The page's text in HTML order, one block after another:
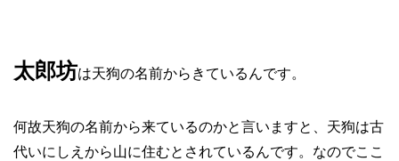
太郎坊は天狗の名前からきているんです。
何故天狗の名前から来ているのかと言いますと、天狗は古
代いにしえから山に住むとされているんです。なのでここ